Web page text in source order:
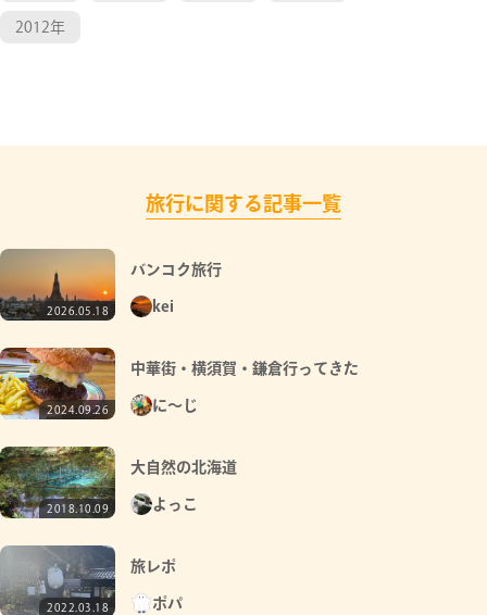
2012年
旅行に関する記事一覧
2026.05.18
バンコク旅行
kei
2024.09.26
中華街・横須賀・鎌倉行ってきた
に〜じ
2018.10.09
大自然の北海道
よっこ
2022.03.18
旅レポ
ポパ